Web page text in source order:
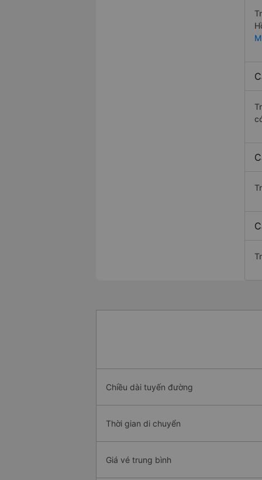
Chiều dài tuyến đường
Thời gian di chuyển
Giá vé trung bình